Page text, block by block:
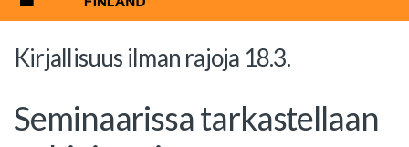
Kirjallisuus ilman rajoja 18.3.
Seminaarissa tarkastellaan